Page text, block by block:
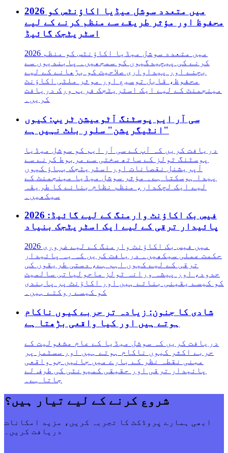
2026 میں متعدد سوشل میڈیا اکاؤنٹس کو
محفوظ اور مؤثر طریقے سے منظم کرنے کے لیے
اسٹریٹجک گائیڈ
2026 میں متعدد سوشل میڈیا اکاؤنٹس کو منظم
کرنے کی پیچیدگیوں کو سمجھیں۔ پابندیوں سے
بچنے اور پیداواری صلاحیت کو بڑھانے کے لیے
محفوظ، قابل توسیع اور موثر ملٹی اکاؤنٹ
مینجمنٹ کے لیے ایک اسٹریٹجک فریم ورک دریافت
کریں۔
سی آر ایم پوسٹنگ آٹومیشن ٹریپ: کیوں
"انٹیگریشن" سلور بلٹ نہیں ہے
دریافت کریں کہ آپ کے سی آر ایم کو سوشل میڈیا
پوسٹنگ ٹولز کے ساتھ سختی سے مربوط کرنے سے
آپریشنل نقصانات اور اسٹریٹجک بہاؤ کیوں
پیدا ہوسکتا ہے۔ مؤثر سوشل میڈیا مینجمنٹ کے
لیے ایک لچکدار، منظم نظام بنانے کا طریقہ
سیکھیں۔
2026 فیس بک اکاؤنٹ وارمنگ کے لیے گائیڈ:
پائیدار ترقی کے لیے ایک اسٹریٹجک بنیاد
2026 میں فیس بک اکاؤنٹ وارمنگ کے لیے ضروری
حکمت عملی سیکھیں۔ دریافت کریں کہ یہ پائیدار
ترقی کے لیے کیوں اہم ہے، دستی طریقوں کی
حدود، اور پیشہ ورانہ ٹولز ماحولیاتی سالمیت
کو کیسے یقینی بناتے ہیں اور اکاؤنٹ پر پابندی
کو کیسے روکتے ہیں۔
شادی کا جنون: زیادہ تر حربے کیوں ناکام
ہوتے ہیں اور کیا واقعی بڑھتا ہے
دریافت کریں کہ سوشل میڈیا کے عام مشغولیت کے
حربے اکثر کیوں ناکام ہوتے ہیں اور سسٹمز پر
مبنی نقطہ نظر کے بارے میں جانیں جو واقعی
پائیدار ترقی اور حقیقی کمیونٹی کی طرف لے
جاتا ہے۔
شروع کرنے کے لیے تیار ہیں؟
ابھی ہمارے پروڈکٹ کا تجربہ کریں، مزید امکانات
دریافت کریں۔